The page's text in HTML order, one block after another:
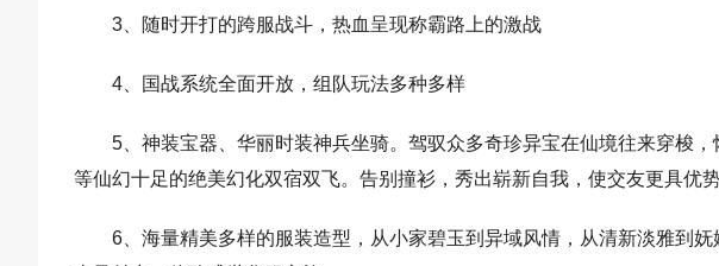
3、随时开打的跨服战斗，热血呈现称霸路上的激战
4、国战系统全面开放，组队玩法多种多样
5、神装宝器、华丽时装神兵坐骑。驾驭众多奇珍异宝在仙境往来穿梭
等仙幻十足的绝美幻化双宿双飞。告别撞衫，秀出崭新自我，使交友更具优
6、海量精美多样的服装造型，从小家碧玉到异域风情，从清新淡雅到